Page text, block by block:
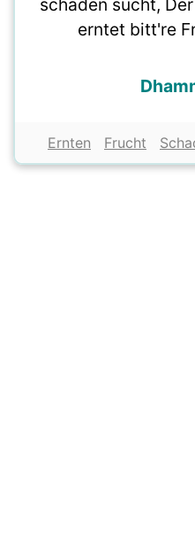
schaden sucht,
erntet bitt're
Ernten Frucht